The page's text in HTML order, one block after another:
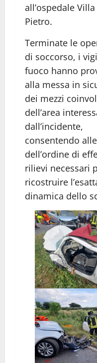
all’ospedale Villa
Pietro.
Terminate le
di soccorso, i
fuoco hanno
alla messa in
dei mezzi
dell’area
dall’incidente,
consentendo
dell’ordine di
rilievi necessari
ricostruire
dinamica dello